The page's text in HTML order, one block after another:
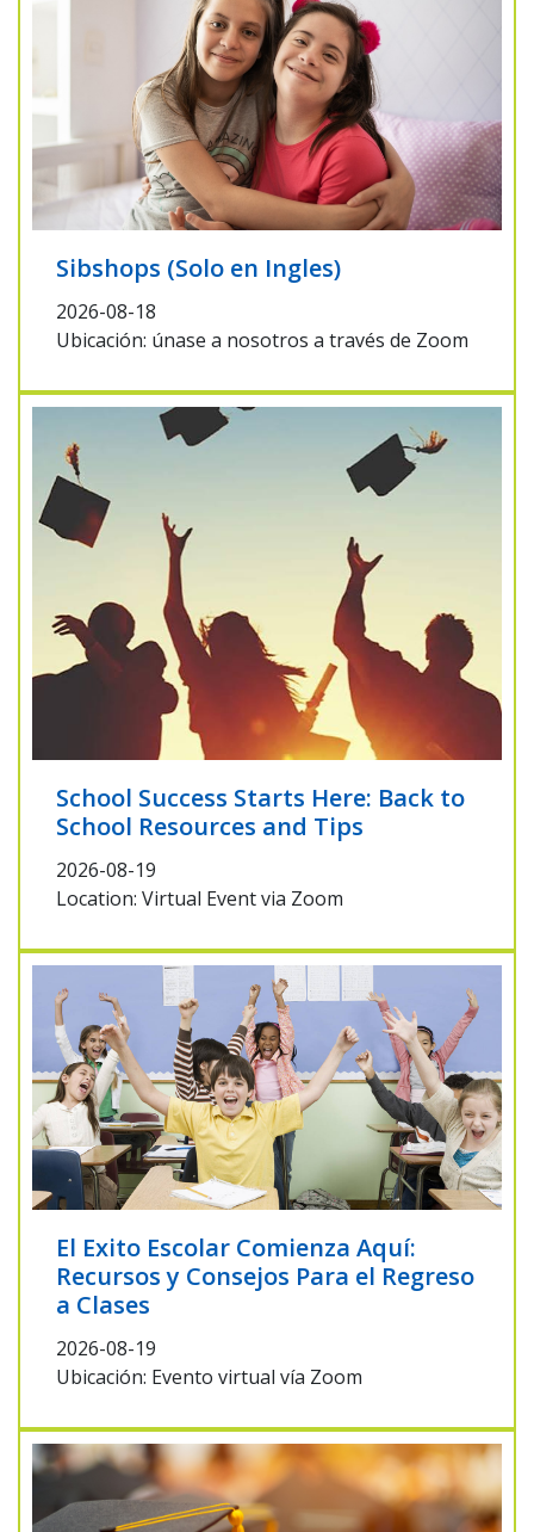
Sibshops (Solo en Ingles)
2026-08-18
Ubicación: únase a nosotros a través de Zoom
School Success Starts Here: Back to
School Resources and Tips
2026-08-19
Location: Virtual Event via Zoom
El Exito Escolar Comienza Aquí:
Recursos y Consejos Para el Regreso
a Clases
2026-08-19
Ubicación: Evento virtual vía Zoom